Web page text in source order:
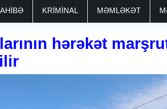
KRİMİNAL MƏMLƏKƏT
hərəkət